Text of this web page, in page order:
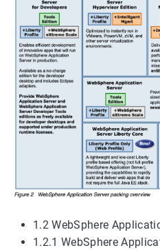
1.2 WebSphere
1.2.1 WebSphere